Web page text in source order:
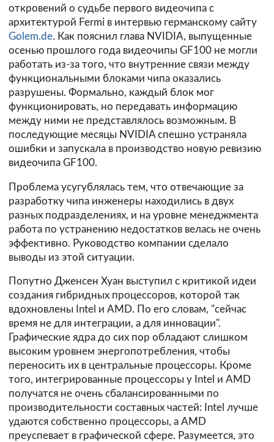
откровений о судьбе первого видеочипа с
архитектурой Fermi в интервью германскому сайту
Golem.de. Как пояснил глава NVIDIA, выпущенные
осенью прошлого года видеочипы GF100 не могли
работать из-за того, что внутренние связи между
функциональными блоками чипа оказались
разрушены. Формально, каждый блок мог
функционировать, но передавать информацию
между ними не представлялось возможным. В
последующие месяцы NVIDIA спешно устраняла
ошибки и запускала в производство новую ревизию
видеочипа GF100.
Проблема усугублялась тем, что отвечающие за
разработку чипа инженеры находились в двух
разных подразделениях, и на уровне менеджмента
работа по устранению недостатков велась не очень
эффективно. Руководство компании сделало
выводы из этой ситуации.
Попутно Дженсен Хуан выступил с критикой идеи
создания гибридных процессоров, которой так
вдохновлены Intel и AMD. По его словам, "сейчас
время не для интеграции, а для инновации".
Графические ядра до сих пор обладают слишком
высоким уровнем энергопотребления, чтобы
переносить их в центральные процессоры. Кроме
того, интегрированные процессоры у Intel и AMD
получатся не очень сбалансированными по
производительности составных частей: Intel лучше
удаются собственно процессоры, а AMD
преуспевает в графической сфере. Разумеется, это